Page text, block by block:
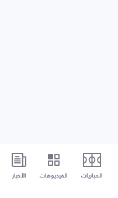
المباريات الفيديوهات الأخبار